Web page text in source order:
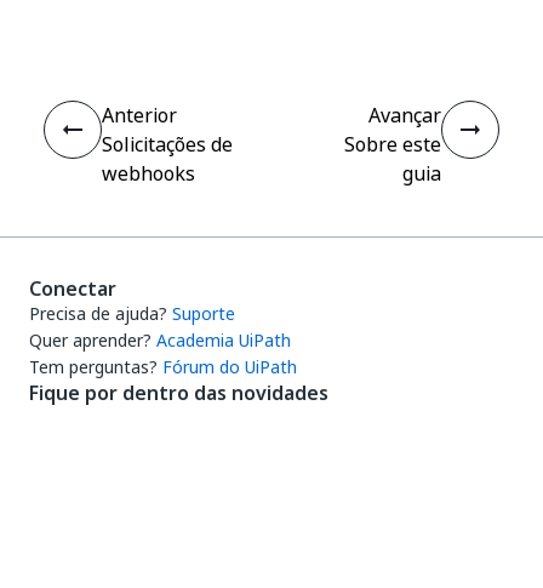
Anterior
Solicitações de
webhooks
Avançar
Sobre este
guia
Conectar
Precisa de ajuda? Suporte
Quer aprender? Academia UiPath
Tem perguntas? Fórum do UiPath
Fique por dentro das novidades